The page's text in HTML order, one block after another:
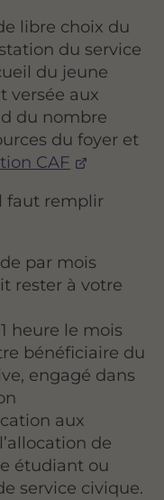
libre choix du
du service
du jeune
versée aux
du nombre
du foyer et
CAF
faut remplir
par mois
rester à votre
heure le mois
bénéficiaire du
engagé dans
aux
de
étudiant ou
service civique.